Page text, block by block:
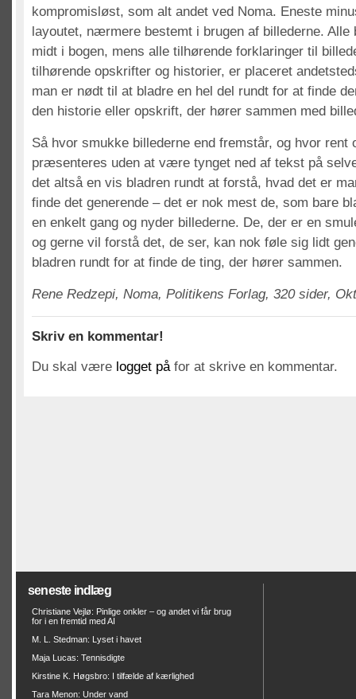
kompromisløst, som alt andet ved Noma. Eneste
layoutet, nærmere bestemt i brugen af billederne. Alle
midt i bogen, mens alle tilhørende forklaringer til
tilhørende opskrifter og historier, er placeret
man er nødt til at bladre en hel del rundt for at finde
den historie eller opskrift, der hører sammen med
Så hvor smukke billederne end fremstår, og hvor rent
præsenteres uden at være tynget ned af tekst på
det altså en vis bladren rundt at forstå, hvad det er
finde det generende – det er nok mest de, som bare
en enkelt gang og nyder billederne. De, der er en
og gerne vil forstå det, de ser, kan nok føle sig lidt
bladren rundt for at finde de ting, der hører sammen.
Rene Redzepi, Noma, Politikens Forlag, 320 sider,
Skriv en kommentar!
Du skal være logget påfor at skrive en kommentar.
seneste indlæg
Christiane Vejlø: Pinlige onkler – og andet vi får brug
for i en fremtid med AI
M. L. Stedman: Lyset i havet
Maja Lucas: Tennisdigte
Kirstine K. Høgsbro: I tilfælde af kærlighed
Tara Menon: Under vand